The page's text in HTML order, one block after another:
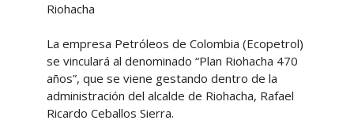
Riohacha
La empresa Petróleos de Colombia (Ecopetrol)
se vinculará al denominado “Plan Riohacha 470
años”, que se viene gestando dentro de la
administración del alcalde de Riohacha, Rafael
Ricardo Ceballos Sierra.